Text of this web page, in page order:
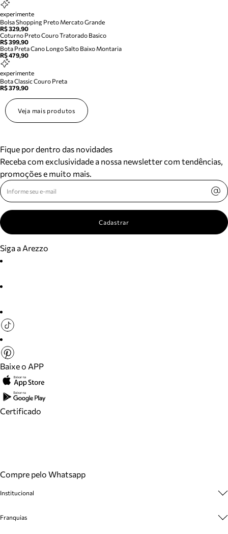
experimente
Bolsa Shopping Preto Mercato Grande
R$ 329,90
Coturno Preto Couro Tratorado Basico
R$ 399,90
Bota Preta Cano Longo Salto Baixo Montaria
R$ 479,90
experimente
Bota Classic Couro Preta
R$ 379,90
Veja mais produtos
Fique por dentro das novidades
Receba com exclusividade a nossa newsletter com tendências,
promoções e muito mais.
Cadastrar
Siga a Arezzo
Baixe o APP
Certificado
Compre pelo Whatsapp
Institucional
Cashback
Franquias